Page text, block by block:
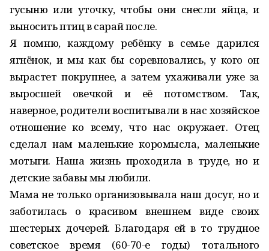
гусыню или уточку, чтобы они снесли яйца, и
выносить птиц в сарай после.
Я помню, каждому ребёнку в семье дарился
ягнёнок, и мы как бы соревновались, у кого он
вырастет покрупнее, а затем ухаживали уже за
выросшей овечкой и её потомством. Так,
наверное, родители воспитывали в нас хозяйское
отношение ко всему, что нас окружает. Отец
сделал нам маленькие коромысла, маленькие
мотыги. Наша жизнь проходила в труде, но и
детские забавы мы любили.
Мама не только организовывала наш досуг, но и
заботилась о красивом внешнем виде своих
шестерых дочерей. Благодаря ей в то трудное
советское время (60-70-е годы) тотального